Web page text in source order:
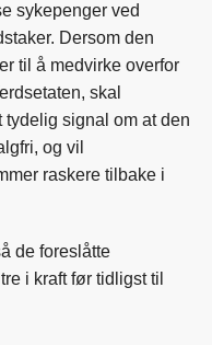
sykepenger ved
Dersom den
til å medvirke overfor
skal
signal om at den
og vil
raskere tilbake i
de foreslåtte
i kraft før tidligst til